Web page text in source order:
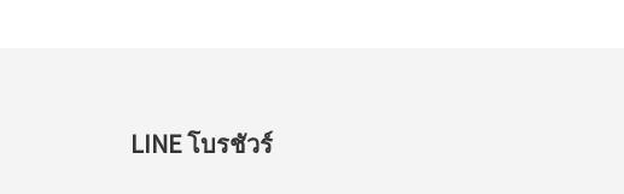
LINE โบรชัวร์